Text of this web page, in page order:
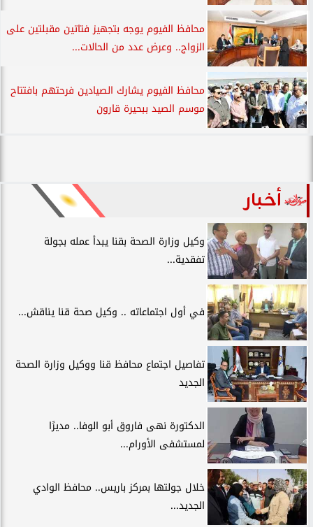
محافظ الفيوم يوجه بتجهيز فتاتين مقبلتين على
الزواج.. وعرض عدد من الحالات...
محافظ الفيوم يشارك الصيادين فرحتهم بافتتاح
موسم الصيد ببحيرة قارون
أخبار
وكيل وزارة الصحة بقنا يبدأ عمله بجولة
تفقدية...
في أول اجتماعاته .. وكيل صحة قنا يناقش...
تفاصيل اجتماع محافظ قنا ووكيل وزارة الصحة
الجديد
الدكتورة نهى فاروق أبو الوفا.. مديرًا
لمستشفى الأورام...
خلال جولتها بمركز باريس.. محافظ الوادي
الجديد...